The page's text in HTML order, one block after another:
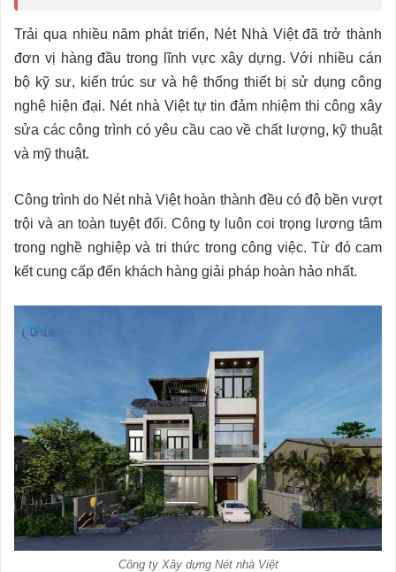
Trải qua nhiều năm phát triển, Nét Nhà Việt đã trở thành
đơn vị hàng đầu trong lĩnh vực xây dựng. Với nhiều cán
bộ kỹ sư, kiến trúc sư và hệ thống thiết bị sử dụng công
nghệ hiện đại. Nét nhà Việt tự tin đảm nhiệm thi công xây
sửa các công trình có yêu cầu cao về chất lượng, kỹ thuật
và mỹ thuật.
Công trình do Nét nhà Việt hoàn thành đều có độ bền vượt
trội và an toàn tuyệt đối. Công ty luôn coi trọng lương tâm
trong nghề nghiệp và tri thức trong công việc. Từ đó cam
kết cung cấp đến khách hàng giải pháp hoàn hảo nhất.
Công ty Xây dựng Nét nhà Việt